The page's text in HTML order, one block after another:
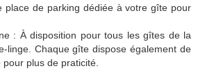
place de parking dédiée à votre gîte pour
: À disposition pour tous les gîtes de la
linge. Chaque gîte dispose également de
plus de praticité.